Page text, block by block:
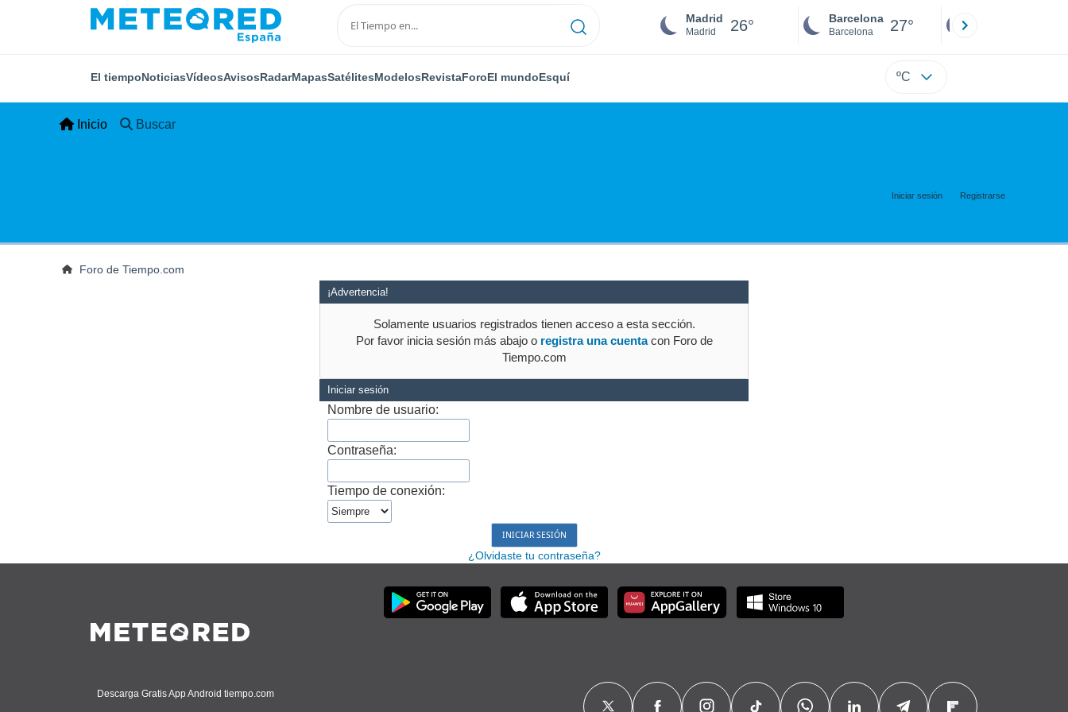
Madrid
Madrid 26° Barcelona
Barcelona 27°
El tiempoNoticiasVídeosAvisosRadarMapasSatélitesModelosRevistaForoEl mundoEsquí ºC
Inicio Buscar
Iniciar sesión Registrarse
Foro de Tiempo.com
¡Advertencia!
Solamente usuarios registrados tienen acceso a esta sección.
Por favor inicia sesión más abajo o registra una cuentacon Foro de
Tiempo.com
Iniciar sesión
Nombre de usuario:
Contraseña:
Tiempo de conexión:
¿Olvidaste tu contraseña?
Descarga Gratis App Android tiempo.com